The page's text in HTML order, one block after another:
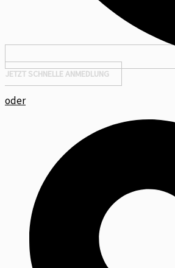
JETZT SCHNELLE ANMEDLUNG
oder